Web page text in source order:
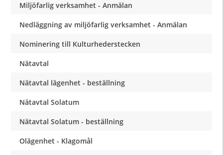
Miljöfarlig verksamhet - Anmälan
Nedläggning av miljöfarlig verksamhet - Anmälan
Nominering till Kulturhederstecken
Nätavtal
Nätavtal lägenhet - beställning
Nätavtal Solatum
Nätavtal Solatum - beställning
Olägenhet - Klagomål